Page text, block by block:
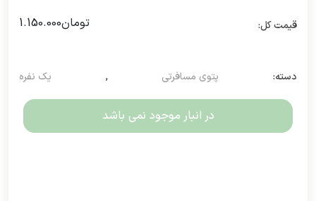
تومان1.150.000
دسته: پتوی مسافرتی , یک نفره
در انبار موجود نمی باشد